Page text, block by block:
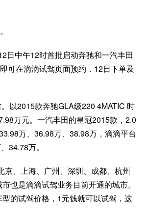
日中午12时首批启动奔驰和一汽丰田
可在滴滴试驾页面预约，12日下单及
以2015款奔驰GLA级220 4MATIC 时
万元。一汽丰田的皇冠2015款，2.0
万、36.98万、38.98万，滴滴平台
34.78万。
、上海、广州、深圳、成都、杭州
也是滴滴试驾业务目前开通的城市。
的试驾价格，1元钱就可以试驾，这